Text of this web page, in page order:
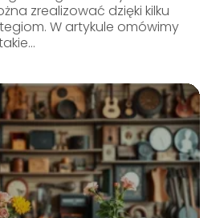
zrealizować dzięki kilku
W artykule omówimy